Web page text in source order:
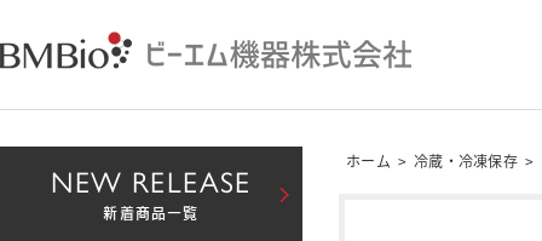
ホーム > 冷蔵・冷凍保存 >
NEW RELEASE
新着商品一覧